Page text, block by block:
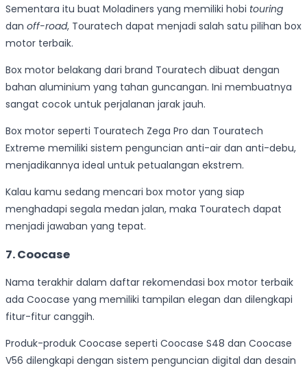
Sementara itu buat Moladiners yang memiliki hobi touring
dan off-road, Touratech dapat menjadi salah satu pilihan box
motor terbaik.
Box motor belakang dari brand Touratech dibuat dengan
bahan aluminium yang tahan guncangan. Ini membuatnya
sangat cocok untuk perjalanan jarak jauh.
Box motor seperti Touratech Zega Pro dan Touratech
Extreme memiliki sistem penguncian anti-air dan anti-debu,
menjadikannya ideal untuk petualangan ekstrem.
Kalau kamu sedang mencari box motor yang siap
menghadapi segala medan jalan, maka Touratech dapat
menjadi jawaban yang tepat.
7. Coocase
Nama terakhir dalam daftar rekomendasi box motor terbaik
ada Coocase yang memiliki tampilan elegan dan dilengkapi
fitur-fitur canggih.
Produk-produk Coocase seperti Coocase S48 dan Coocase
V56 dilengkapi dengan sistem penguncian digital dan desain